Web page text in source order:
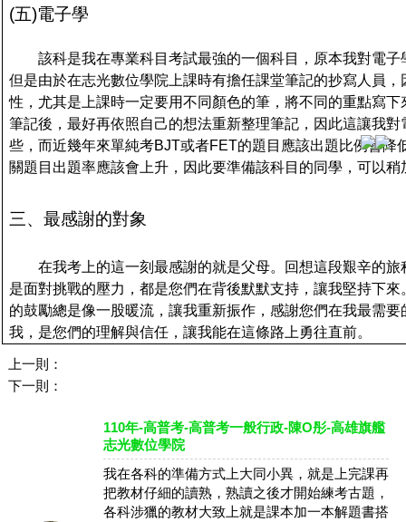
(五)電子學
該科是我在專業科目考試最強的一個科目，原本我對電
但是由於在志光數位學院上課時有擔任課堂筆記的抄寫人員
性，尤其是上課時一定要用不同顏色的筆，將不同的重點寫
筆記後，最好再依照自己的想法重新整理筆記，因此這讓我
些，而近幾年來單純考BJT或者FET的題目應該出題比例會降
關題目出題率應該會上升，因此要準備該科目的同學，可以稍
三、最感謝的對象
在我考上的這一刻最感謝的就是父母。回想這段艱辛的
是面對挑戰的壓力，都是您們在背後默默支持，讓我堅持下
的鼓勵總是像一股暖流，讓我重新振作，感謝您們在我最需
我，是您們的理解與信任，讓我能在這條路上勇往直前。
上一則：
下一則：
110年-高普考-高普考一般行政-陳O彤-高雄旗艦
志光數位學院
我在各科的準備方式上大同小異，就是上完課再
把教材仔細的讀熟，熟讀之後才開始練考古題，
各科涉獵的教材大致上就是課本加一本解題書搭